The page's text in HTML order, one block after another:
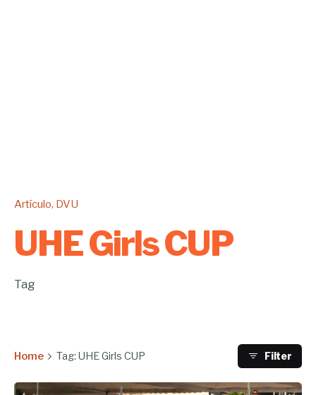
Artículo DVU
UHE Girls CUP
Tag
Home Tag: UHE Girls CUP Filter